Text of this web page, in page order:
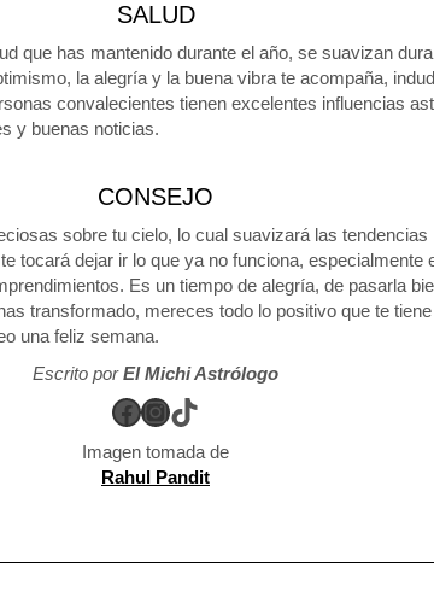
SALUD
que has mantenido durante el año, se suavizan
la alegría y la buena vibra te acompaña,
convalecientes tienen excelentes influencias
y buenas noticias.
CONSEJO
sobre tu cielo, lo cual suavizará las
tocará dejar ir lo que ya no funciona, especialmente
Es un tiempo de alegría, de pasarla
transformado, mereces todo lo positivo que te
una feliz semana.
Escrito porEl Michi Astrólogo
Facebook
Instagram
TikTok
Imagen tomada de
Rahul Pandit